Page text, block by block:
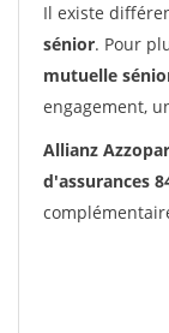
Il existe
sénior. Pour
mutuelle
engagement,
Allianz
d'assurances